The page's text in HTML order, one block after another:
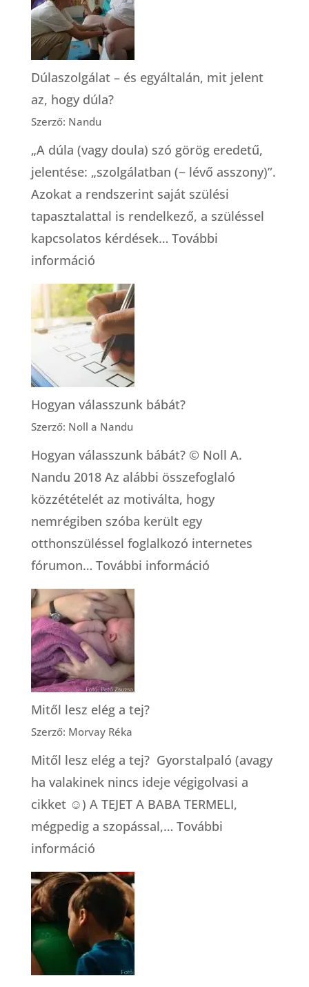
Floyd)
Dúlaszolgálat – és egyáltalán, mit jelent
az, hogy dúla?
Szerző: Nandu
„A dúla (vagy doula) szó görög eredetű,
jelentése: „szolgálatban (~ lévő asszony)”.
Azokat a rendszerint saját szülési
tapasztalattal is rendelkező, a szüléssel
kapcsolatos kérdések… További
információ:
Dúlaszolgálat
–
és
egyáltalán,
mit
jelent
az,
hogy
dúla?
Hogyan válasszunk bábát?
Szerző: Noll a Nandu
Hogyan válasszunk bábát? © Noll A.
Nandu 2018 Az alábbi összefoglaló
közzétételét az motiválta, hogy
nemrégiben szóba került egy
otthonszüléssel foglalkozó internetes
fórumon… További információ:
Mitől lesz elég a tej?
Szerző: Morvay Réka
Mitől lesz elég a tej? Gyorstalpaló (avagy
ha valakinek nincs ideje végigolvasi a
cikket ☺) A TEJET A BABA TERMELI,
mégpedig a szopással,… További
információ:
Mitől
lesz
elég
tej?